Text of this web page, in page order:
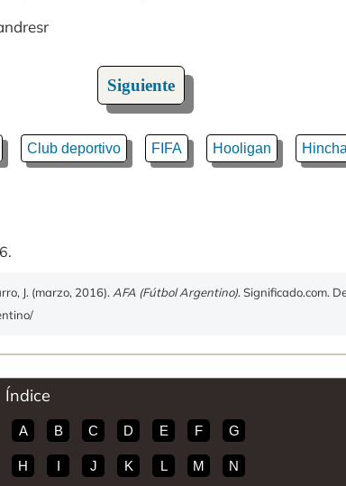
Siguiente
Club deportivo FIFA Hooligan
J. (marzo, 2016).AFA (Fútbol Argentino). Significado.com.
Índice
A B C D E F G
H J K L M N